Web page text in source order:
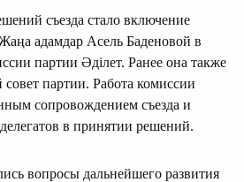
съезда стало включение
адамдар Асель Баденовой в
партии Әділет. Ранее она также
партии. Работа комиссии
сопровождением съезда и
в принятии решений.
вопросы дальнейшего развития